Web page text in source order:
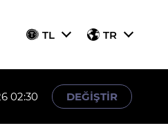
TL TR
02:30 DEĞİŞTİR